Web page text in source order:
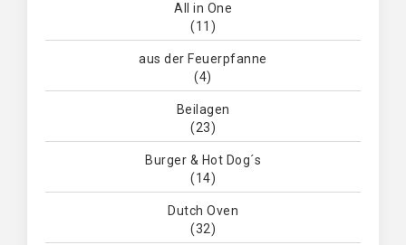
All in One
(11)
aus der Feuerpfanne
(4)
Beilagen
(23)
Burger & Hot Dog´s
(14)
Dutch Oven
(32)